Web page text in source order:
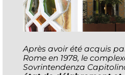
Après avoir été acquis
Rome en 1978, le
Sovrintendenza